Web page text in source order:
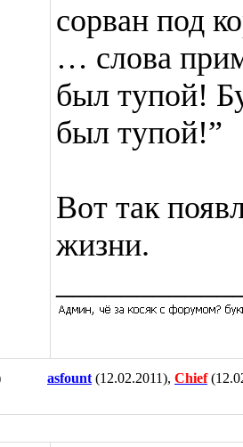
сорван под
… слова
был тупой!
был тупой!”
Вот так
жизни.
asfount (12.02.2011), Chief